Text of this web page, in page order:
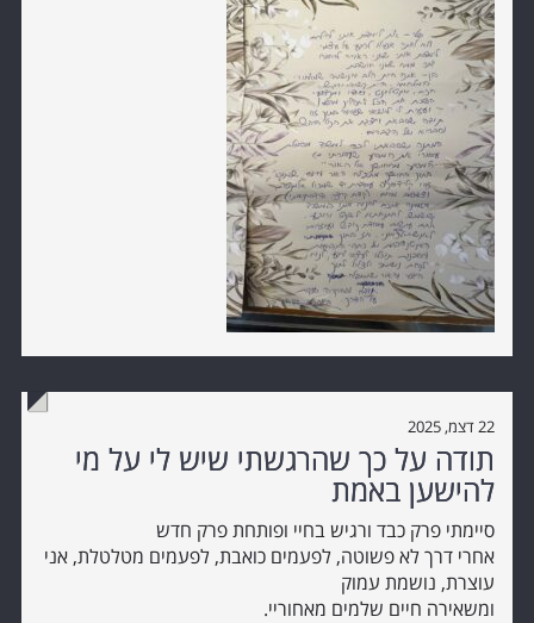
22 דצמ, 2025
תודה על כך שהרגשתי שיש לי על מי
להישען באמת
סיימתי פרק כבד ורגיש בחיי ופותחת פרק חדש
אחרי דרך לא פשוטה, לפעמים כואבת, לפעמים מטלטלת, אני
עוצרת, נושמת עמוק
ומשאירה חיים שלמים מאחוריי.